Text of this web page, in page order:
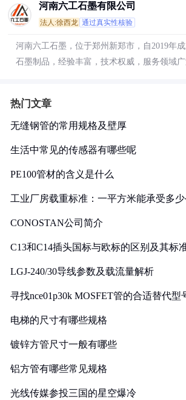
河南六工石墨有限公司
法人:徐西龙 通过真实性核验
河南六工石墨，位于郑州新郑市，自2019年
石墨制品，经验丰富，技术权威，服务领域广
热门文章
无缝钢管的常用规格及壁厚
生活中常见的传感器有哪些呢
PE100管材的含义是什么
工业厂房载重标准：一平方米能承受多
CONOSTAN公司简介
C13和C14插头国标与欧标的区别及其标
LGJ-240/30导线参数及载流量解析
寻找nce01p30k MOSFET管的合适替代型
电梯的尺寸有哪些规格
镀锌方管尺寸一般有哪些
铝方管有哪些常见规格
光线传媒参投三国的星空爆冷